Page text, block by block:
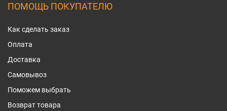
ПОМОЩЬ ПОКУПАТЕЛЮ
Как сделать заказ
Оплата
Доставка
Самовывоз
Поможем выбрать
Возврат товара